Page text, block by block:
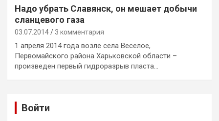
Надо убрать Славянск, он мешает добычи
сланцевого газа
03.07.2014 3 комментария
1 апреля 2014 года возле села Веселое,
Первомайского района Харьковской области –
произведен первый гидроразрыв пласта…
Войти